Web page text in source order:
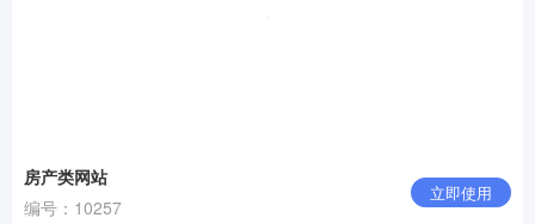
房产类网站
编号：10257
立即使用